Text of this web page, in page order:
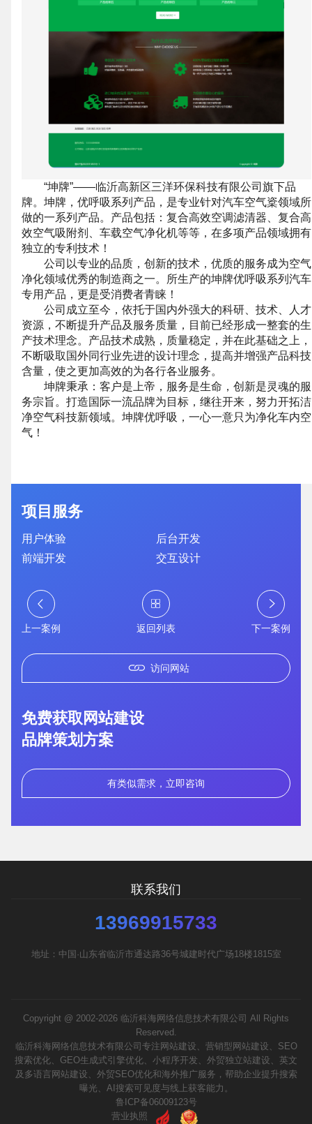
“坤牌”——临沂高新区三洋环保科技有限公司旗下品
牌。坤牌，优呼吸系列产品，是专业针对汽车空气楶领域所
做的一系列产品。产品包括：复合高效空调滤清器、复合高
效空气吸附剂、车载空气净化机等等，在多项产品领域拥有
独立的专利技术！
公司以专业的品质，创新的技术，优质的服务成为空气
净化领域优秀的制造商之一。所生产的坤牌优呼吸系列汽车
专用产品，更是受消费者青睐！
公司成立至今，依托于国内外强大的科研、技术、人才
资源，不断提升产品及服务质量，目前已经形成一整套的生
产技术理念。产品技术成熟，质量稳定，并在此基础之上，
不断吸取国外同行业先进的设计理念，提高并增强产品科技
含量，使之更加高效的为各行各业服务。
坤牌秉承：客户是上帝，服务是生命，创新是灵魂的服
务宗旨。打造国际一流品牌为目标，继往开来，努力开拓洁
净空气科技新领域。坤牌优呼吸，一心一意只为净化车内空
气！
项目服务
用户体验
后台开发
前端开发
交互设计
上一案例 返回列表 下一案例
访问网站
免费获取网站建设
品牌策划方案
有类似需求，立即咨询
联系我们
13969915733
地址：中国·山东省临沂市通达路36号城建时代广场18楼1815室
Copyright @ 2002-2026 临沂科海网络信息技术有限公司 All Rights
Reserved.
临沂科海网络信息技术有限公司专注网站建设、营销型网站建设、SEO
搜索优化、GEO生成式引擎优化、小程序开发、外贸独立站建设、英文
及多语言网站建设、外贸SEO优化和海外推广服务，帮助企业提升搜索
曝光、AI搜索可见度与线上获客能力。
鲁ICP备06009123号
营业执照
企业网站建设 · 营销型网站建设 · SEO搜索优
GEO生成式引擎优化 · 外贸独立站建设 ·
英文及多语言网站建设 · 微信小程序开发 ·
网站运维与内容优化
您的预算